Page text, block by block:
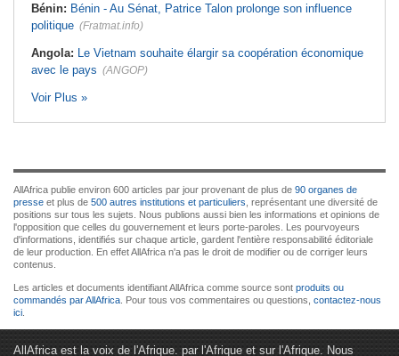
Bénin: Bénin - Au Sénat, Patrice Talon prolonge son influence
politique (Fratmat.info)
Angola: Le Vietnam souhaite élargir sa coopération économique
avec le pays (ANGOP)
Voir Plus »
AllAfrica publie environ 600 articles par jour provenant de plus de 90 organes de
presse et plus de 500 autres institutions et particuliers , représentant une diversité de
positions sur tous les sujets. Nous publions aussi bien les informations et opinions de
l'opposition que celles du gouvernement et leurs porte-paroles. Les pourvoyeurs
d'informations, identifiés sur chaque article, gardent l'entière responsabilité éditoriale
de leur production. En effet AllAfrica n'a pas le droit de modifier ou de corriger leurs
contenus.
Les articles et documents identifiant AllAfrica comme source sont produits ou
commandés par AllAfrica . Pour tous vos commentaires ou questions, contactez-nous
ici
AllAfrica est la voix de l'Afrique. par l'Afrique et sur l'Afrique. Nous